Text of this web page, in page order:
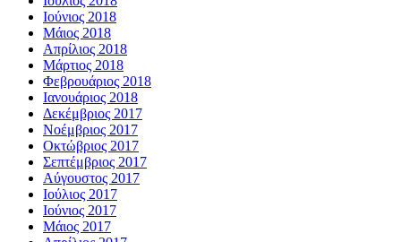
Ιούνιος 2018
Μάιος 2018
Απρίλιος 2018
Μάρτιος 2018
Φεβρουάριος 2018
Ιανουάριος 2018
Δεκέμβριος 2017
Νοέμβριος 2017
Οκτώβριος 2017
Σεπτέμβριος 2017
Αύγουστος 2017
Ιούλιος 2017
Ιούνιος 2017
Μάιος 2017